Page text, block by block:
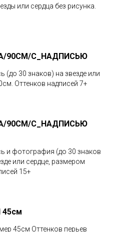
или сердца без рисунка.
90СМ/С_НАДПИСЬЮ
(до 30 знаков) на звезде или
Оттенков надписей 7+
90СМ/С_НАДПИСЬЮ
и фотография (до 30 знаков
или сердце, размером
15+
45см Оттенков перьев